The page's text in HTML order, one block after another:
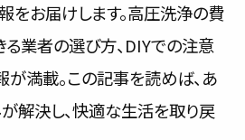
ご利用の流れ
対応エリア
会社紹介
をお届けします。高圧洗浄の費
る業者の選び方、DIYでの注意
が満載。この記事を読めば、あ
解決し、快適な生活を取り戻